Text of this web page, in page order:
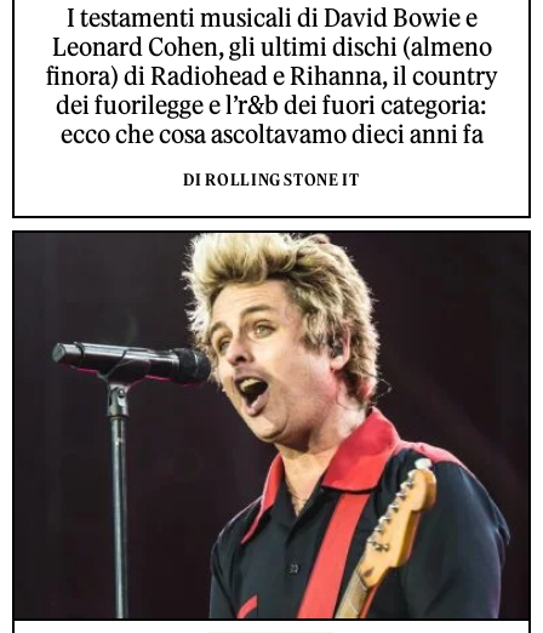
I testamenti musicali di David Bowie e
Leonard Cohen, gli ultimi dischi (almeno
finora) di Radiohead e Rihanna, il country
dei fuorilegge e l’r&b dei fuori categoria:
ecco che cosa ascoltavamo dieci anni fa
DI ROLLING STONE IT